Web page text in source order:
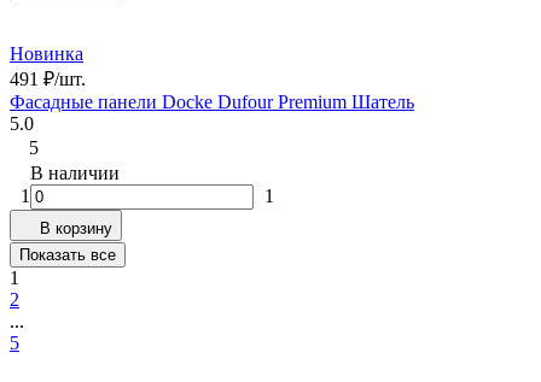
Новинка
491 ₽/шт.
Фасадные панели Docke Dufour Premium Шатель
5.0
5
В наличии
1
1
В корзину
Показать все
1
2
...
5